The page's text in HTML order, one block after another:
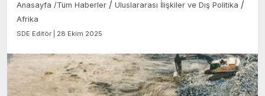
Anasayfa /Tüm Haberler / Uluslararası İlişkiler ve Dış Politika /
Afrika
SDE Editör | 28 Ekim 2025